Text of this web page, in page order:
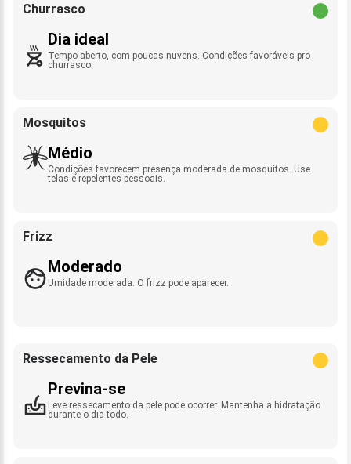
Churrasco
Dia ideal
Tempo aberto, com poucas nuvens. Condições favoráveis pro
churrasco.
Mosquitos
Médio
Condições favorecem presença moderada de mosquitos. Use
telas e repelentes pessoais.
Frizz
Moderado
Umidade moderada. O frizz pode aparecer.
Ressecamento da Pele
Previna-se
Leve ressecamento da pele pode ocorrer. Mantenha a hidratação
durante o dia todo.